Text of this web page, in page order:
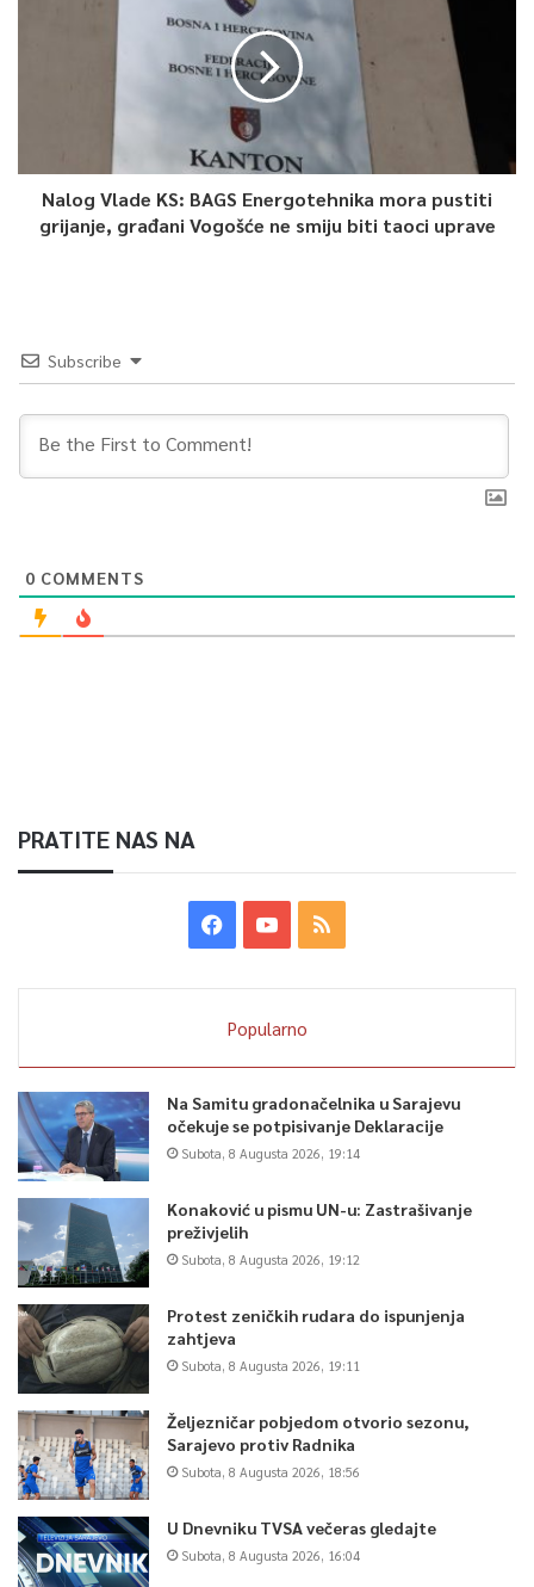
Nalog Vlade KS: BAGS Energotehnika mora pustiti
grijanje, građani Vogošće ne smiju biti taoci uprave
Subscribe
0 COMMENTS
PRATITE NAS NA
Popularno
Na Samitu gradonačelnika u Sarajevu
očekuje se potpisivanje Deklaracije
Subota, 8 Augusta 2026, 19:14
Konaković u pismu UN-u: Zastrašivanje
preživjelih
Subota, 8 Augusta 2026, 19:12
Protest zeničkih rudara do ispunjenja
zahtjeva
Subota, 8 Augusta 2026, 19:11
Željezničar pobjedom otvorio sezonu,
Sarajevo protiv Radnika
Subota, 8 Augusta 2026, 18:56
U Dnevniku TVSA večeras gledajte
Subota, 8 Augusta 2026, 16:04